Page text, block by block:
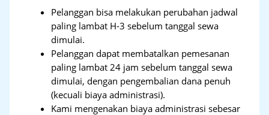
Pelanggan bisa melakukan perubahan jadwal
paling lambat H-3 sebelum tanggal sewa
dimulai.
Pelanggan dapat membatalkan pemesanan
paling lambat 24 jam sebelum tanggal sewa
dimulai, dengan pengembalian dana penuh
(kecuali biaya administrasi).
Kami mengenakan biaya administrasi sebesar